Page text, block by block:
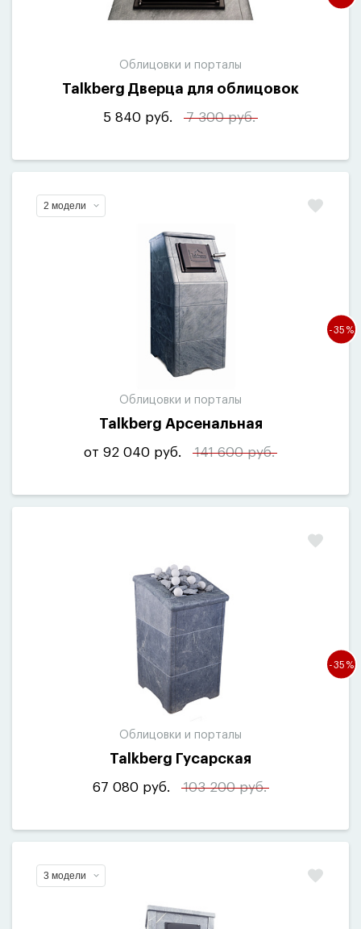
Облицовки и порталы
Talkberg Дверца для облицовок
5 840 руб. 7 300 руб.
2 модели
-35%
Облицовки и порталы
Talkberg Арсенальная
от 92 040 руб. 141 600 руб.
-35%
Облицовки и порталы
Talkberg Гусарская
67 080 руб. 103 200 руб.
3 модели